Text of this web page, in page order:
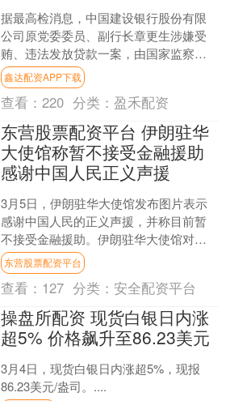
据最高检消息，中国建设银行股份有限
公司原党委委员、副行长章更生涉嫌受
贿、违法发放贷款一案，由国家监察委
员会调查终结，经最高人民检察院指
定，由山东省淄博市人民检察....
鑫达配资APP下载
查看：220 分类：盈禾配资
东营股票配资平台 伊朗驻华
大使馆称暂不接受金融援助
感谢中国人民正义声援
3月5日，伊朗驻华大使馆发布图片表示
感谢中国人民的正义声援，并称目前暂
不接受金融援助。伊朗驻华大使馆对文
明、正义的中国人民深表谢意，感谢他
们基于人道主义情怀选择....
东营股票配资平台
查看： 127 分类：安全配资平台
操盘所配资 现货白银日内涨
超5% 价格飙升至86.23美元
3月4日，现货白银日内涨超5%，现报
86.23美元/盎司。....